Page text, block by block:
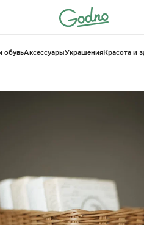
обувьАксессуарыУкрашенияКрасота и